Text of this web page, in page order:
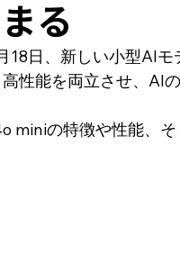
る
日、新しい小型AI
性能を両立させ、AI
miniの特徴や性能、